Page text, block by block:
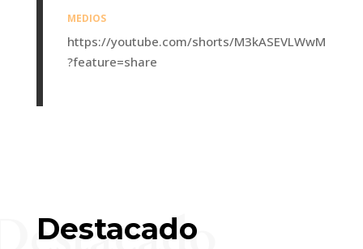
MEDIOS
https://youtube.com/shorts/M3kASEVLWwM
?feature=share
Destacado